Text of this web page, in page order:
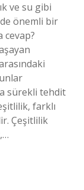
ve su gibi
önemli bir
cevap?
sürekli tehdit
farklı
Çeşitlilik